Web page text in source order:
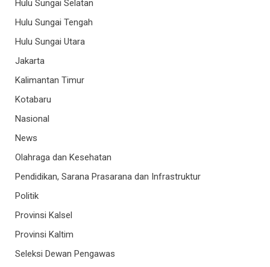
Hulu Sungai Selatan
Hulu Sungai Tengah
Hulu Sungai Utara
Jakarta
Kalimantan Timur
Kotabaru
Nasional
News
Olahraga dan Kesehatan
Pendidikan, Sarana Prasarana dan Infrastruktur
Politik
Provinsi Kalsel
Provinsi Kaltim
Seleksi Dewan Pengawas